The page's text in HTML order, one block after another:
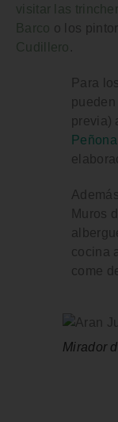
visitar las
Barco o los
Cudillero .
Para
previa)
Peñona
Muros
cocina
come
Mirador